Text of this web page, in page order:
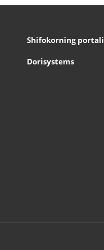
Shifokorning portali
Dorisystems